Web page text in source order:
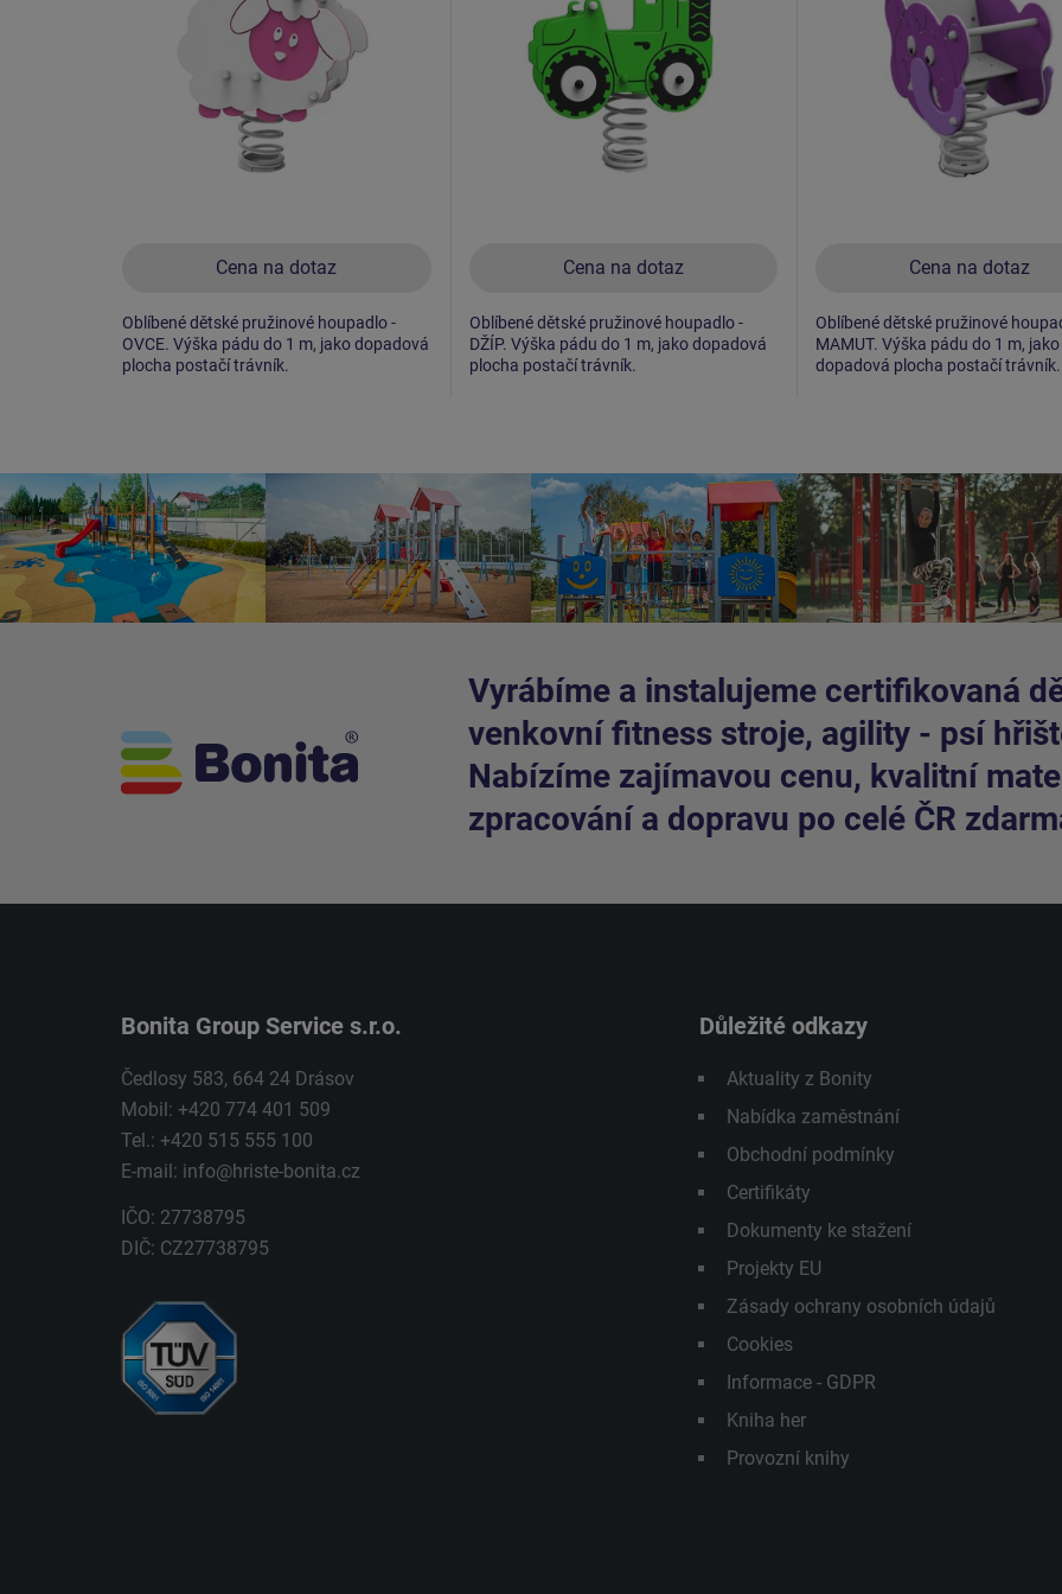
Cena na dotaz
Oblíbené dětské pružinové houpadlo -
OVCE. Výška pádu do 1 m, jako dopadová
plocha postačí trávník.
Cena na dotaz
Oblíbené dětské pružinové houpadlo -
DŽÍP. Výška pádu do 1 m, jako dopadová
plocha postačí trávník.
Cena na dotaz
Oblíbené dětské pružinové
MAMUT. Výška pádu do 1 m, jako
dopadová plocha postačí trávník.
Vyrábíme a instalujeme certifikovaná
venkovní fitness stroje, agility - psí
Nabízíme zajímavou cenu, kvalitní
zpracování a dopravu po celé ČR
Bonita Group Service s.r.o.
Čedlosy 583, 664 24 Drásov
Mobil: +420 774 401 509
Tel.: +420 515 555 100
E-mail: info@hriste-bonita.cz
IČO: 27738795
DIČ: CZ27738795
Důležité odkazy
Aktuality z Bonity
Nabídka zaměstnání
Obchodní podmínky
Certifikáty
Dokumenty ke stažení
Projekty EU
Zásady ochrany osobních údajů
Cookies
Informace - GDPR
Kniha her
Provozní knihy